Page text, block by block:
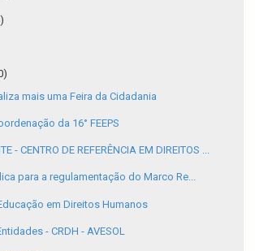
mais uma Feira da Cidadania
da 16° FEEPS
- CENTRO DE REFERÊNCIA EM DIREITOS ...
para a regulamentação do Marco Re...
em Direitos Humanos
- CRDH - AVESOL